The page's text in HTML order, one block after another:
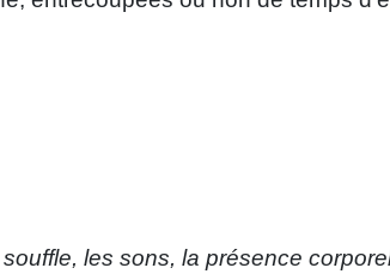
les sons, la présence